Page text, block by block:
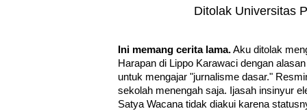
Ditolak Universitas
Ini memang cerita lama.Aku ditolak
Harapan di Lippo Karawaci dengan
untuk mengajar "jurnalisme dasar."
sekolah menengah saja. Ijasah insinyur
Satya Wacana tidak diakui karena